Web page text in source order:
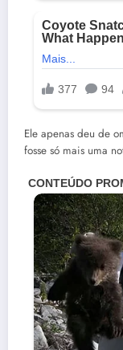
Ele apenas deu de
fosse só mais uma